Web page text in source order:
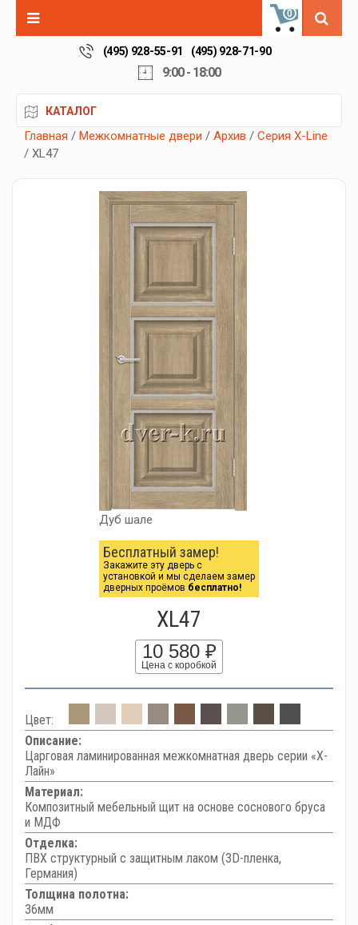
0
(495) 928-55-91 (495) 928-71-90
9:00 - 18:00
КАТАЛОГ
Главная / Межкомнатные двери / Архив / Серия X-Line
/ XL47
Дуб шале
Бесплатный замер!
Закажите эту дверь с
установкой и мы сделаем замер
дверных проёмов бесплатно!
XL47
10 580 ₽
Цена с коробкой
Цвет:
Описание:
Царговая ламинированная межкомнатная дверь серии «Х-
Лайн»
Материал:
Композитный мебельный щит на основе соснового бруса
и МДФ
Отделка:
ПВХ структурный с защитным лаком (3D-пленка,
Германия)
Толщина полотна:
36мм